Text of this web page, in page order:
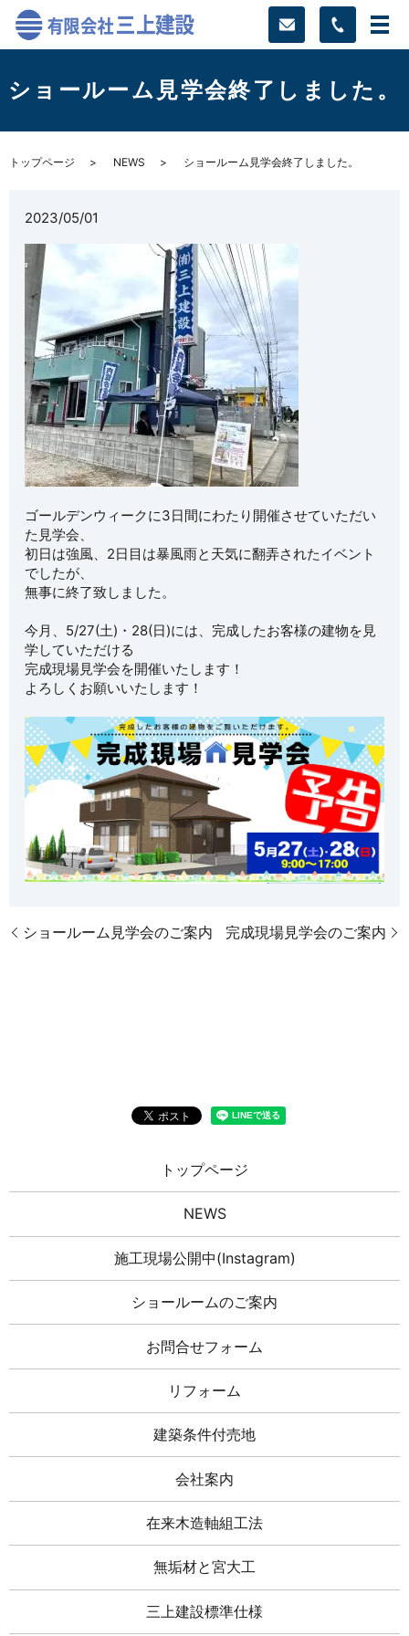
ショールーム見学会終了しました。
トップページ NEWS ショールーム見学会終了しました。
2023/05/01
ゴールデンウィークに3日間にわたり開催させていただい
た見学会、
初日は強風、2日目は暴風雨と天気に翻弄されたイベント
でしたが、
無事に終了致しました。
今月、5/27(土)・28(日)には、完成したお客様の建物を見
学していただける
完成現場見学会を開催いたします！
よろしくお願いいたします！
ショールーム見学会のご案内 完成現場見学会のご案内
トップページ
NEWS
施工現場公開中(Instagram)
ショールームのご案内
お問合せフォーム
リフォーム
建築条件付売地
会社案内
在来木造軸組工法
無垢材と宮大工
三上建設標準仕様